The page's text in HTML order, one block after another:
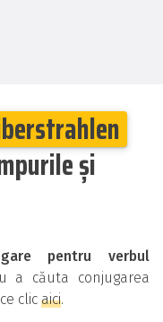
și
pentru verbul
a căuta conjugarea
clic aici.